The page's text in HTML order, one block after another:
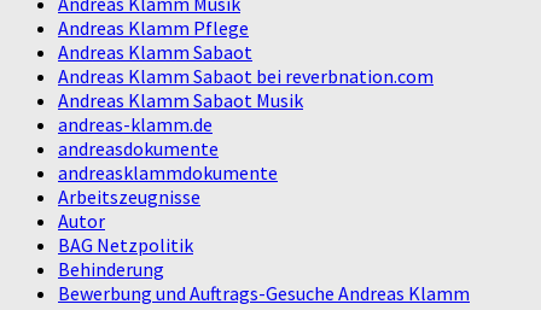
Andreas Klamm Pflege
Andreas Klamm Sabaot
Andreas Klamm Sabaot bei reverbnation.com
Andreas Klamm Sabaot Musik
andreas-klamm.de
andreasdokumente
andreasklammdokumente
Arbeitszeugnisse
Autor
BAG Netzpolitik
Behinderung
Bewerbung und Auftrags-Gesuche Andreas Klamm